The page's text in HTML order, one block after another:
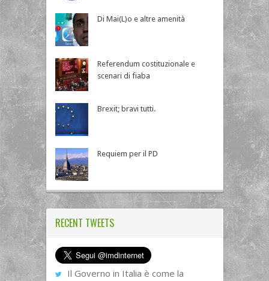
Di Mai(L)o e altre amenità
Referendum costituzionale e
scenari di fiaba
Brexit; bravi tutti.
Requiem per il PD
RECENT TWEETS
Il Governo in Italia è come la